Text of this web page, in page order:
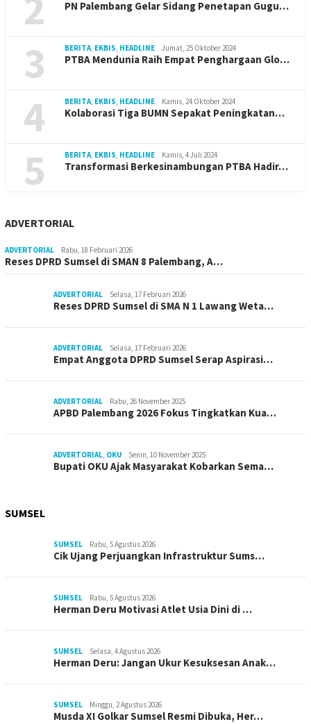
PN Palembang Gelar Sidang Penetapan Gugu…
3 BERITA, EKBIS, HEADLINE Jumat, 25 Oktober 2024
PTBA Mendunia Raih Empat Penghargaan Glo…
4 BERITA, EKBIS, HEADLINE Kamis, 24 Oktober 2024
Kolaborasi Tiga BUMN Sepakat Peningkatan…
5 BERITA, EKBIS, HEADLINE Kamis, 4 Juli 2024
Transformasi Berkesinambungan PTBA Hadir…
ADVERTORIAL
ADVERTORIAL Rabu, 18 Februari 2026
Reses DPRD Sumsel di SMAN 8 Palembang, A…
ADVERTORIAL Selasa, 17 Februari 2026
Reses DPRD Sumsel di SMA N 1 Lawang Weta…
ADVERTORIAL Selasa, 17 Februari 2026
Empat Anggota DPRD Sumsel Serap Aspirasi…
ADVERTORIAL Rabu, 26 November 2025
APBD Palembang 2026 Fokus Tingkatkan Kua…
ADVERTORIAL, OKU Senin, 10 November 2025
Bupati OKU Ajak Masyarakat Kobarkan Sema…
SUMSEL
SUMSEL Rabu, 5 Agustus 2026
Cik Ujang Perjuangkan Infrastruktur Sums…
SUMSEL Rabu, 5 Agustus 2026
Herman Deru Motivasi Atlet Usia Dini di …
SUMSEL Selasa, 4 Agustus 2026
Herman Deru: Jangan Ukur Kesuksesan Anak…
SUMSEL Minggu, 2 Agustus 2026
Musda XI Golkar Sumsel Resmi Dibuka, Her…